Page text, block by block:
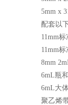
5mm x
配套以
11mm标
11mm标
8mm
6mL瓶
6mL大
聚乙烯